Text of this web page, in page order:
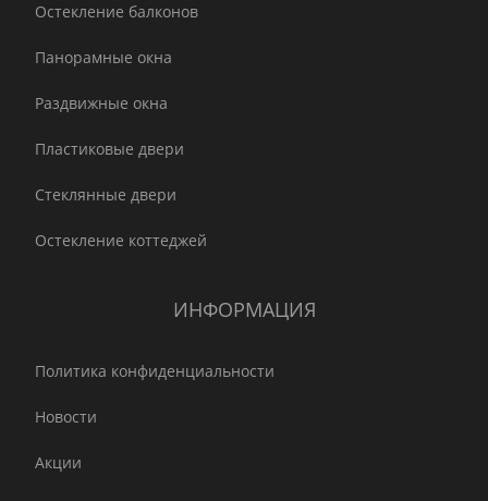
Остекление балконов
Панорамные окна
Раздвижные окна
Пластиковые двери
Стеклянные двери
Остекление коттеджей
ИНФОРМАЦИЯ
Политика конфиденциальности
Новости
Акции